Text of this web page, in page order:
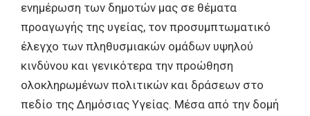
ενημέρωση των δημοτών μας σε θέματα
προαγωγής της υγείας, τον προσυμπτωματικό
έλεγχο των πληθυσμιακών ομάδων υψηλού
κινδύνου και γενικότερα την προώθηση
ολοκληρωμένων πολιτικών και δράσεων στο
πεδίο της Δημόσιας Υγείας. Μέσα από την δομή